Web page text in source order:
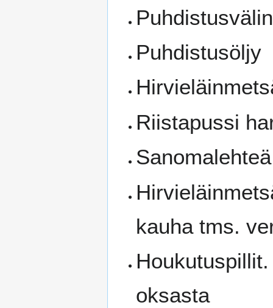
Puhdistusöljy
Riistapussi
kauha tms.
oksasta